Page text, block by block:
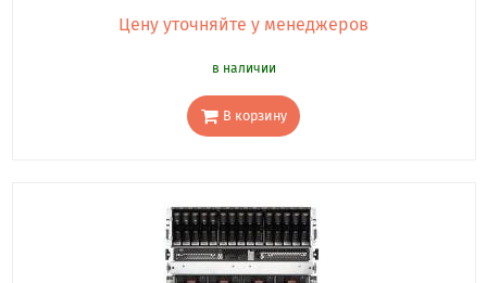
Цену уточняйте у менеджеров
в наличии
В корзину